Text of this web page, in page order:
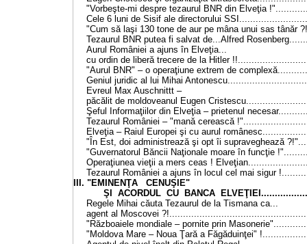
"Vorbeşte-mi despre tezaurul BNR din Elveţia
Cele 6 luni de Sisif ale directorului
"Cum să laşi 130 tone de aur pe mâna unui sas tânăr
Tezaurul BNR putea fi salvat de...Alfred
Aurul României a ajuns în Elveţia...
cu ordin de liberă trecere de la Hitler
"Aurul BNR" – o operaţiune extrem de
Geniul juridic al lui Mihai
Evreul Max Auschnittt –
păcălit de moldoveanul Eugen
Şeful Informaţiilor din Elveţia – prietenul
Tezaurul României – "mană cerească
Elveţia – Raiul Europei şi cu aurul
"În Est, doi administrează şi opt îi supraveghează
"Guvernatorul Băncii Naţionale moare în funcţie
Operaţiunea vieţii a mers ceas !
Tezaurul României a ajuns în locul cel mai sigur
III. "EMINENŢA CENUŞIE"
ŞI ACORDUL CU BANCA
Regele Mihai căuta Tezaurul de la Tismana ca...
agent al Moscovei
"Războaiele mondiale – pornite prin
"Moldova Mare – Noua Ţară a Făgăduinţei"